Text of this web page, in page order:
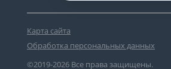
©2019-2026 Все права защищены.
Карта сайта
Обработка персональных данных